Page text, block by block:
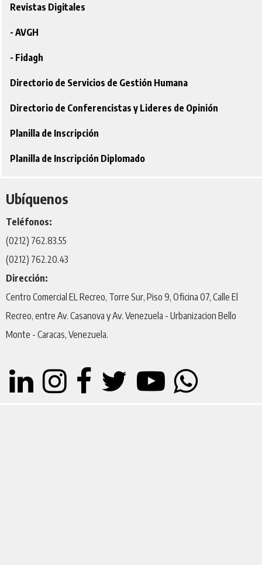
Revistas Digitales
- AVGH
- Fidagh
Directorio de Servicios de Gestión Humana
Directorio de Conferencistas y Lideres de Opinión
Planilla de Inscripción
Planilla de Inscripción Diplomado
Ubíquenos
Teléfonos:
(0212) 762.83.55
(0212) 762.20.43
Dirección:
Centro Comercial EL Recreo, Torre Sur, Piso 9, Oficina 07, Calle El
Recreo, entre Av. Casanova y Av. Venezuela - Urbanizacion Bello
Monte - Caracas, Venezuela.